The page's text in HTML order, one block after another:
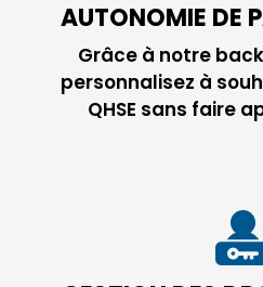
AUTONOMIE DE
Grâce à notre
personnalisez à
QHSE sans faire